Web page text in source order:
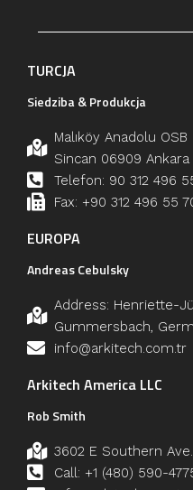
TURCJA
Siedziba & Produkcja
Malıköy Anadolu
Sincan 06909 Ankara
Telefon: 90 312 496
Fax: +90 312 496 55
EUROPA
Andreas Cebulsky
Address: Henriette-
Gummersbach,
info@arkitech.com.tr
Arkitech America LLC
Rob Smith
3602 E Southern
Call: +1 (480) 590-